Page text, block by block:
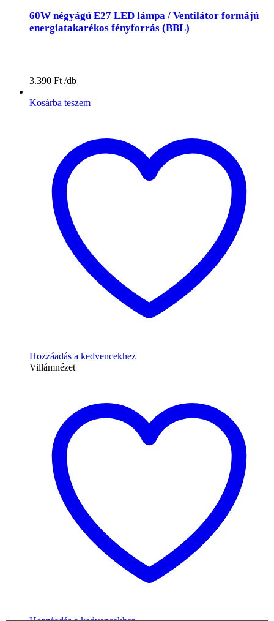
60W négyágú E27 LED lámpa / Ventilátor formájú
energiatakarékos fényforrás (BBL)
3.390 Ft
Kosárba teszem
Hozzáadás a kedvencekhez
Villámnézet